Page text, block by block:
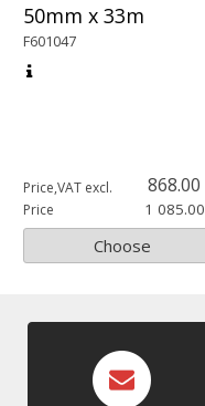
50mm x 33m
F601047
Price,VAT excl. 868.00
Price 1 085.00
Choose